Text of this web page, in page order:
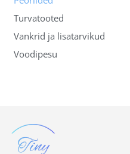
Turvatooted
Vankrid ja lisatarvikud
Voodipesu